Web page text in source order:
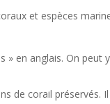
et espèces
» en anglais. On peut
de corail préservés.